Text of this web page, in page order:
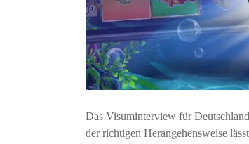
Das Visuminterview für
der richtigen Herangehensweise